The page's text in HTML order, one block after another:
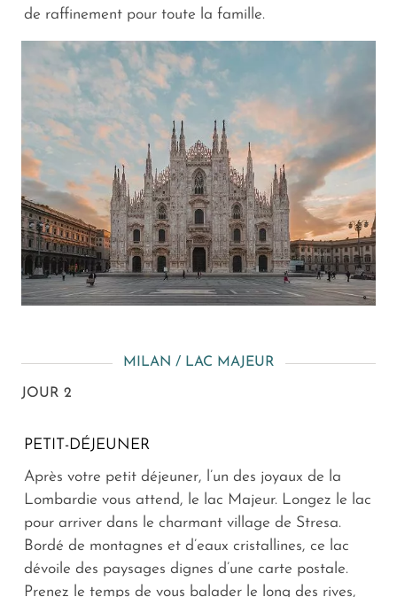
de raffinement pour toute la famille.
MILAN / LAC MAJEUR
JOUR 2
PETIT-DÉJEUNER
Après votre petit déjeuner, l’un des joyaux de la
Lombardie vous attend, le lac Majeur. Longez le lac
pour arriver dans le charmant village de Stresa.
Bordé de montagnes et d’eaux cristallines, ce lac
dévoile des paysages dignes d’une carte postale.
Prenez le temps de vous balader le long des rives,